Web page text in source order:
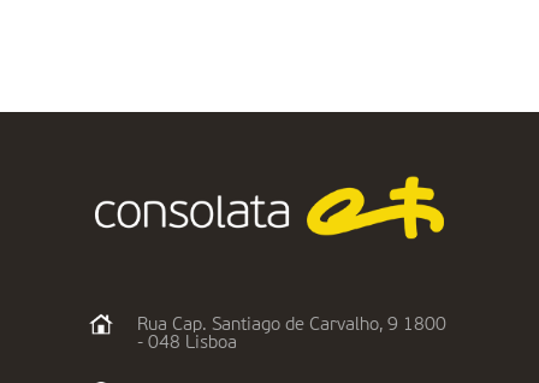
Rua Cap. Santiago de Carvalho, 9 1800
- 048 Lisboa